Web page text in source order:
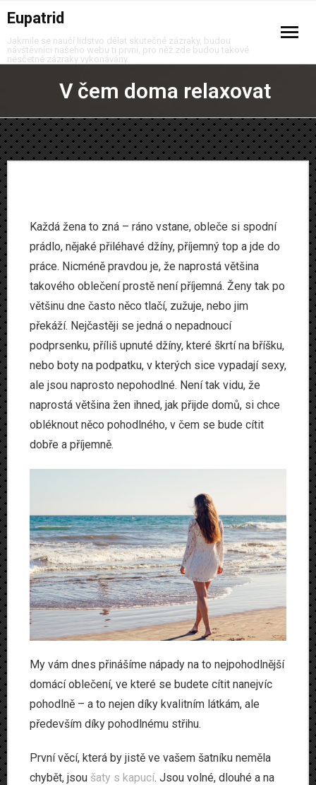
Eupatrid
Jakmile se naučí lidstvo dělat skutečné zázraky, budou
návštěvníci našeho webu ti první, pro něž zde budou takové
nesčetné zázraky vykonávány.
Auto moto
Business
Děti
Finance
Krása
Móda
Produkty
Www
Zvířata
V čem doma relaxovat
Každá žena to zná – ráno vstane, obleče si spodní
prádlo, nějaké přiléhavé džíny, příjemný top a jde do
práce. Nicméně pravdou je, že naprostá většina
takového oblečení prostě není příjemná. Ženy tak po
většinu dne často něco tlačí, zužuje, nebo jim
překáží. Nejčastěji se jedná o nepadnoucí
podprsenku, příliš upnuté džíny, které škrtí na bříšku,
nebo boty na podpatku, v kterých sice vypadají sexy,
ale jsou naprosto nepohodlné. Není tak vidu, že
naprostá většina žen ihned, jak přijde domů, si chce
obléknout něco pohodlného, v čem se bude cítit
dobře a příjemně.
My vám dnes přinášíme nápady na to nejpohodlnější
domácí oblečení, ve které se budete cítit nanejvíc
pohodlně – a to nejen díky kvalitním látkám, ale
především díky pohodlnému střihu.
První věcí, která by jistě ve vašem šatníku neměla
chybět, jsou šaty s kapucí. Jsou volné, dlouhé a na